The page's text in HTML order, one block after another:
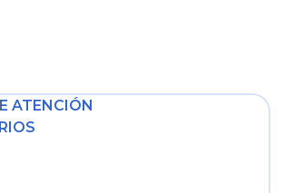
ATENCIÓN